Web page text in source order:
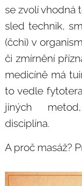
se zvolí vhodná
sled technik,
(čchi) v
či zmírnění
medicíně má
to vedle
jiných
disciplína.
A proč masáž?